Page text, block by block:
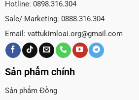
Hotline: 0898.316.304
Sale/ Marketing: 0888.316.304
Email: vattukimloai.org@gmail.com
Sản phẩm chính
Sản phẩm Đồng